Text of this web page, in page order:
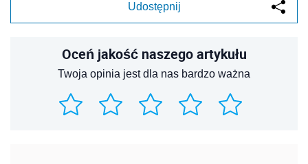
Udostępnij
Oceń jakość naszego artykułu
Twoja opinia jest dla nas bardzo ważna